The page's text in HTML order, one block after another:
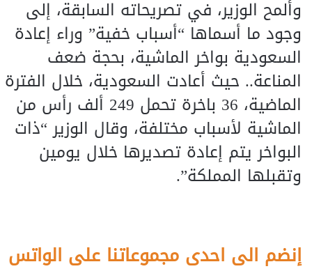
وألمح الوزير، في تصريحاته السابقة، إلى
وجود ما أسماها “أسباب خفية” وراء إعادة
السعودية بواخر الماشية، بحجة ضعف
المناعة.. حيث أعادت السعودية، خلال الفترة
الماضية، 36 باخرة تحمل 249 ألف رأس من
الماشية لأسباب مختلفة، وقال الوزير “ذات
البواخر يتم إعادة تصديرها خلال يومين
وتقبلها المملكة”.
إنضم الى احدى مجموعاتنا على الواتس